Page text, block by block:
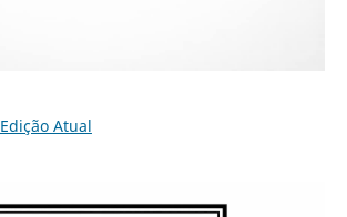
Edição Atual